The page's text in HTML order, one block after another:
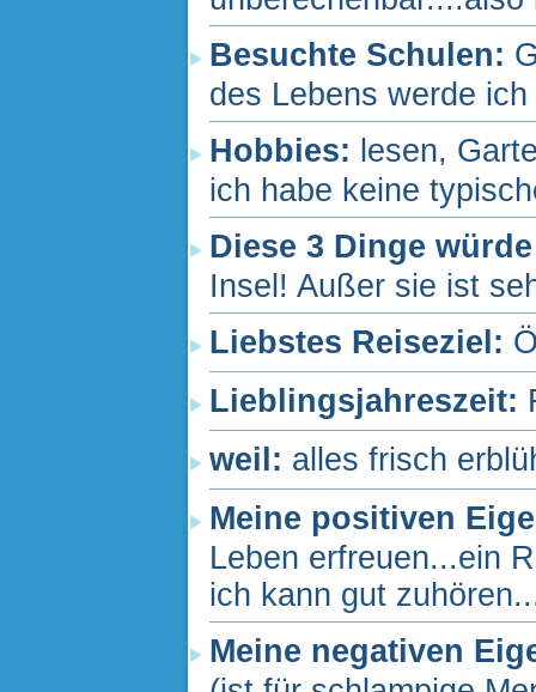
Besuchte Schulen:
des Lebens werde
Hobbies: lesen,
ich habe keine
Diese 3 Dinge
Insel! Außer sie ist
Liebstes Reiseziel:
Lieblingsjahreszeit:
weil: alles frisch
Meine positiven
Leben erfreuen...ein
ich kann gut
Meine negativen